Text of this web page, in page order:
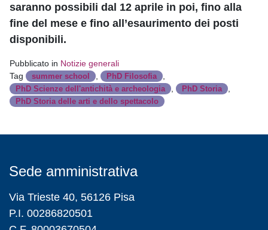
saranno possibili dal 12 aprile in poi, fino alla
fine del mese e fino all’esaurimento dei posti
disponibili.
Pubblicato in Notizie generali
Tag
summer school PhD Filosofia
PhD Scienze dell'antichità e archeologia PhD Storia
PhD Storia delle arti e dello spettacolo
Sede amministrativa
Via Trieste 40, 56126 Pisa
P.I. 00286820501